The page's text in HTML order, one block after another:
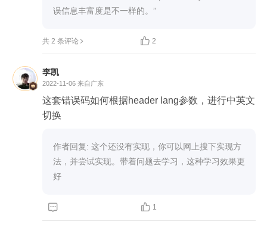
误信息丰富度是不一样的。”
共 2 条评论  2
李凯
2022-11-06 来自广东
这套错误码如何根据header lang参数，进行中英文
切换
作者回复: 这个还没有实现，你可以网上搜下实现方
法，并尝试实现。带着问题去学习，这种学习效果更
好
  1